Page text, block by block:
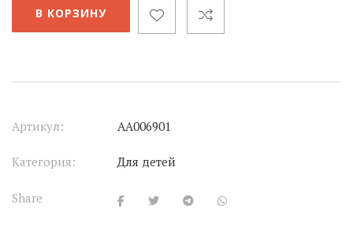
В КОРЗИНУ
Артикул: АА006901
Категория: Для детей
Share